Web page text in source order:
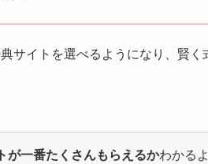
サイトを選べるようになり、賢く
が一番たくさんもらえるかわかる